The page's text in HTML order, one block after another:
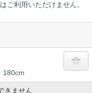
ご利用いただけません。
180cm
きません